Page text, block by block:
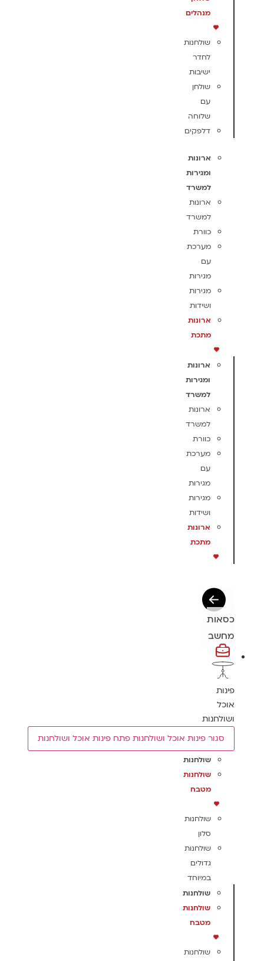
מנהלים
שולחנות
לחדר
ישיבות
שולחן
עם
שלוחה
דלפקים
ארונות
ומגירות
למשרד
ארונות
למשרד
כוורת
מערכת
עם
מגירות
מגירות
ושידות
ארונות
מתכת
ארונות
ומגירות
למשרד
ארונות
למשרד
כוורת
מערכת
עם
מגירות
מגירות
ושידות
ארונות
מתכת
כסאות
מחשב
פינות
אוכל
ושולחנות
סגור פינות אוכל ושולחנות פתח פינות אוכל ושולחנות
שולחנות
שולחנות
מטבח
שולחנות
סלון
שולחנות
גדולים
במיוחד
שולחנות
שולחנות
מטבח
שולחנות